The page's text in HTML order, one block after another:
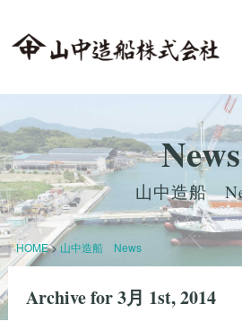
News
山中造船
HOME>山中造船 News
Archive for 3月 1st, 2014